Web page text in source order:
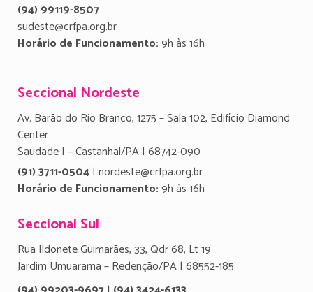
(94) 99119-8507
sudeste@crfpa.org.br
Horário de Funcionamento:9h às 16h
Seccional Nordeste
Av. Barão do Rio Branco, 1275 – Sala 102, Edifício Diamond
Center
Saudade I – Castanhal/PA | 68742-090
(91) 3711-0504| nordeste@crfpa.org.br
Horário de Funcionamento:9h às 16h
Seccional Sul
Rua Ildonete Guimarães, 33, Qdr 68, Lt 19
Jardim Umuarama – Redenção/PA | 68552-185